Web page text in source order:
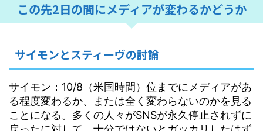
この先2日の間にメディアが変わるかどうか
サイモンとスティーヴの討論
サイモン：10/8（米国時間）位までにメディアがあ
る程度変わるか、または全く変わらないのかを見る
ことになる。多くの人々がSNSが永久停止されずに